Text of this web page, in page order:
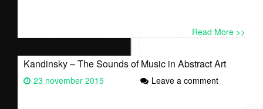
Read More >>
Kandinsky – The Sounds of Music in Abstract Art
23 november 2015 Leave a comment